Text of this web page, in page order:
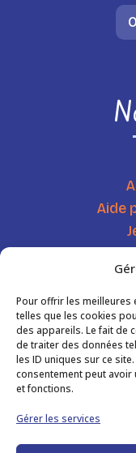
Pour offrir les meilleures
telles que les cookies
des appareils. Le fait de
de traiter des données
les ID uniques sur ce
consentement peut
et fonctions.
Gérer les services
Aide